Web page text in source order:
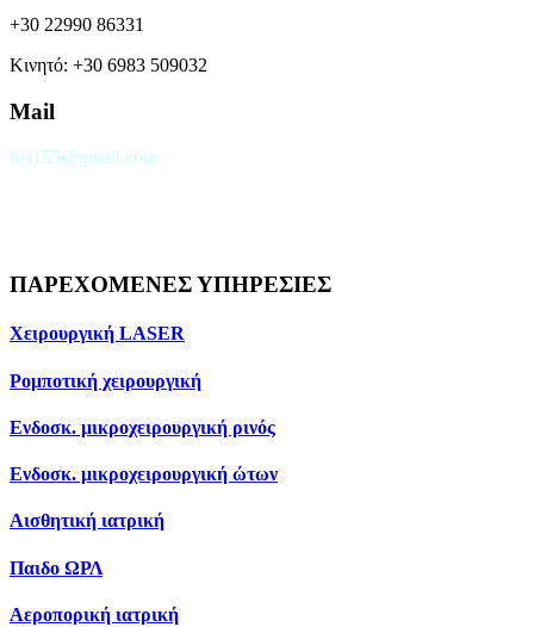
+30 22990 86331
Κινητό: +30 6983 509032
Mail
ioa155@gmail.com
ΠΑΡΕΧΟΜΕΝΕΣ ΥΠΗΡΕΣΙΕΣ
Χειρουργική LASER
Ρομποτική χειρουργική
Ενδοσκ. μικροχειρουργική ρινός
Ενδοσκ. μικροχειρουργική ώτων
Αισθητική ιατρική
Παιδο ΩΡΛ
Αεροπορική ιατρική